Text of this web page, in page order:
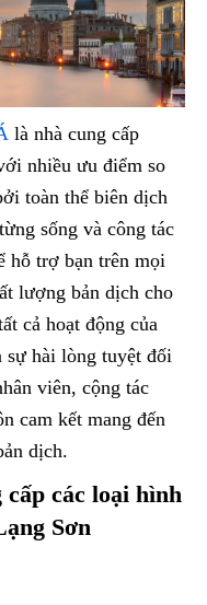
là nhà cung cấp
nhiều ưu điểm so
toàn thể biên dịch
sống và công tác
hỗ trợ bạn trên mọi
lượng bản dịch cho
cả hoạt động của
sự hài lòng tuyệt đối
viên, cộng tác
cam kết mang đến
dịch.
các loại hình
Sơn